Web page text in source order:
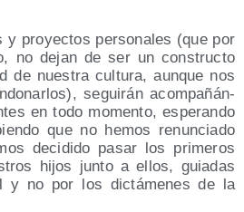
y pro­yec­tos per­so­na­les (que por
no dejan de ser un cons­truc­to
de nues­tra cul­tu­ra, aun­que nos
segui­rán acom­pa­ñán­
en todo momen­to, espe­ran­do
que no hemos renun­cia­do
deci­di­do pasar los pri­me­ros
hijos jun­to a ellos, guia­das
y no por los dic­tá­me­nes de la